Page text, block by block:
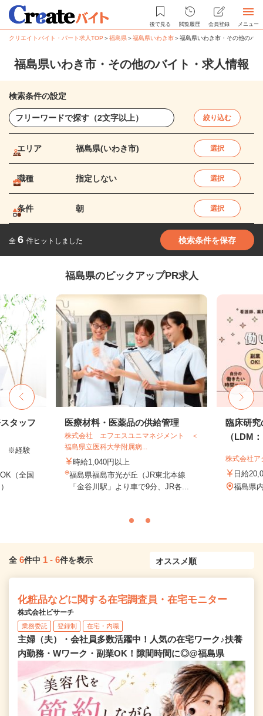
後で見る 閲覧履歴 会員登録 メニュー
クリエイトバイト・パート求人TOP ＞福島県＞福島県いわき市＞福島県いわき市・その他のバ
福島県いわき市・その他のバイト・求人情報
検索条件の設定
絞り込む
エリア 福島県(いわき市) 選択
職種 指定しない 選択
条件 朝 選択
全 6 件ヒットしました 検索条件を保存
福島県のピックアップPR求人
タッフ
※経験
（全国
医療材料・医薬品の供給管理
株式会社 エフエスユニマネジメント ＜
福島県立医科大学附属病...
時給1,040円以上
福島県福島市光が丘（JR東北本線
「金谷川駅」より車で9分、JR各...
臨床研究
（LDM
株式会社ア
日給
福島県
全 6件中 1 - 6件を表示
化粧品などに関する在宅調査員・在宅モニター
株式会社ビサーチ
業務委託 登録制 在宅・内職
主婦（夫）・会社員多数活躍中！人気の在宅ワーク♪扶養
内勤務・Wワーク・副業OK！隙間時間に◎@福島県